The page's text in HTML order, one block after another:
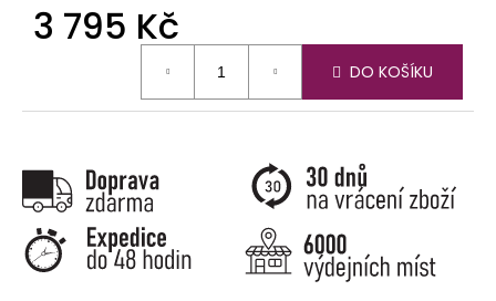
3 795 Kč
DO KOŠÍKU